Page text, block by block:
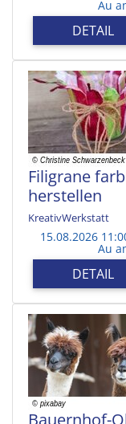
Au
DETAIL
Filigrane
herstellen
KreativWerkstatt
15.08.2026
Au
DETAIL
Bauernhof-